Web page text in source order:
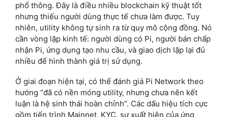
phổ thông. Đây là điều nhiều blockchain kỹ thuật tốt
nhưng thiếu người dùng thực tế chưa làm được. Tuy
nhiên, utility không tự sinh ra từ quy mô cộng đồng. Nó
cần vòng lặp kinh tế: người dùng có Pi, người bán chấp
nhận Pi, ứng dụng tạo nhu cầu, và giao dịch lặp lại đủ
nhiều để hình thành giá trị sử dụng.
Ở giai đoạn hiện tại, có thể đánh giá Pi Network theo
hướng “đã có nền móng utility, nhưng chưa nên kết
luận là hệ sinh thái hoàn chỉnh”. Các dấu hiệu tích cực
gồm tiến trình Mainnet, KYC, sự xuất hiện của ứng